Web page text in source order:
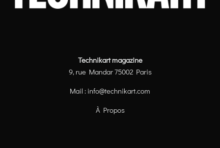
Technikart magazine
9, rue Mandar 75002 Paris
Mail : info@technikart.com
À Propos